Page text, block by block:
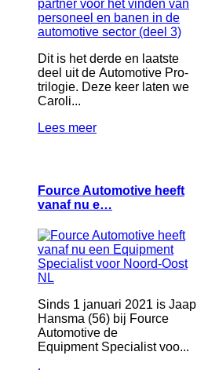
Dit is het derde en laatste
deel uit de Automotive Pro-
trilogie. Deze keer laten we
Caroli...
Lees meer
Fource Automotive heeft
vanaf nu e…
Sinds 1 januari 2021 is Jaap
Hansma (56) bij Fource
Automotive de
Equipment Specialist voo...